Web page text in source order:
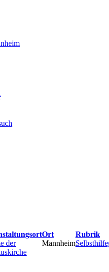
Ort
Rubrik
der
Mannheim